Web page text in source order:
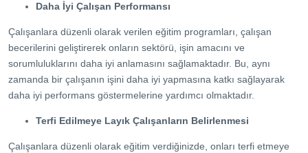
Daha İyi Çalışan Performansı
Çalışanlara düzenli olarak verilen eğitim programları, çalışan
becerilerini geliştirerek onların sektörü, işin amacını ve
sorumluluklarını daha iyi anlamasını sağlamaktadır. Bu, aynı
zamanda bir çalışanın işini daha iyi yapmasına katkı sağlayarak
daha iyi performans göstermelerine yardımcı olmaktadır.
Terfi Edilmeye Layık Çalışanların Belirlenmesi
Çalışanlara düzenli olarak eğitim verdiğinizde, onları terfi etmeye